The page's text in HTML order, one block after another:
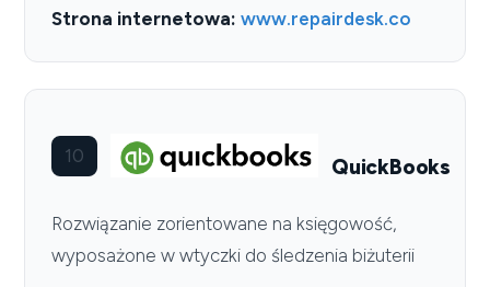
Strona internetowa: www.repairdesk.co
10 QuickBooks
Rozwiązanie zorientowane na księgowość,
wyposażone w wtyczki do śledzenia biżuterii